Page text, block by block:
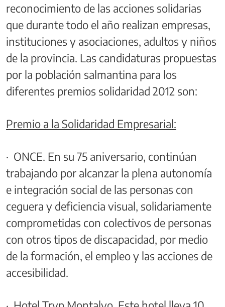
reconocimiento de las acciones solidarias
que durante todo el año realizan empresas,
instituciones y asociaciones, adultos y niños
de la provincia. Las candidaturas propuestas
por la población salmantina para los
diferentes premios solidaridad 2012 son:
Premio a la Solidaridad Empresarial:
· ONCE. En su 75 aniversario, continúan
trabajando por alcanzar la plena autonomía
e integración social de las personas con
ceguera y deficiencia visual, solidariamente
comprometidas con colectivos de personas
con otros tipos de discapacidad, por medio
de la formación, el empleo y las acciones de
accesibilidad.